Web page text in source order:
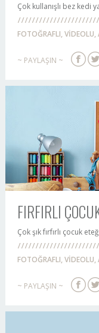
Çok kullanışlı bez kedi
FOTOĞRAFLI, VİDEOLU,
~ PAYLAŞIN ~
FIRFIRLI
Çok şık fırfırlı çocuk
FOTOĞRAFLI, VİDEOLU,
~ PAYLAŞIN ~